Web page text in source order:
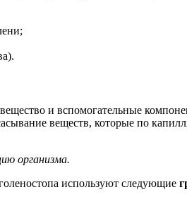
и вспомогательные
веществ, которые по
организма.
используют следующие